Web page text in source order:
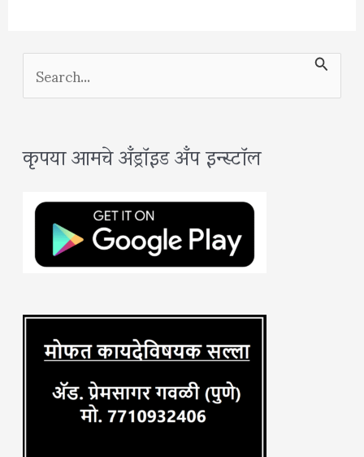
S
e
r
:
कृपया आमचे अँड्रॉइड अँप इन्स्टॉल